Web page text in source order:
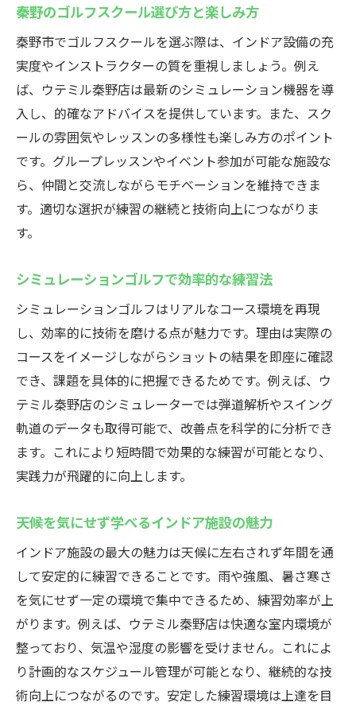
インドアゴルフでスキルアップ！秦野市ウテミ
ル秦野店の魅力
秦野のインドアゴルフスクールで上達する
理由
シミュレーションゴルフで弱点を克服する
方法
初心者でも安心のレッスン内容とは
インドアゴルフスクール利用者の体験談紹
効率的なスキルアップを目指す練習環境
効率的に練習できる秦野市のゴルフスクールは
ウテミル秦野店
インドアゴルフスクールの設備と特徴を解
説
ウテミル秦野店で実感できる練習効率の差
個別指導が充実したインドアゴルフスクー
ル
初心者から経験者まで対応する施設の魅力
ゴルフ練習のやってはいけないことを知ろ
仕事帰りでも通いやすい利便性と快適さ
天候に左右されない秦野市のインドアゴルフ
インドアゴルフスクールなら雨の日も安心
天候不問で続けやすい練習スタイルの魅力
シュミレーションゴルフで一年中快適に練
習
秦野のゴルフスクール選び方と楽しみ方
秦野市でゴルフスクールを選ぶ際は、インドア設備の充
実度やインストラクターの質を重視しましょう。例え
ば、ウテミル秦野店は最新のシミュレーション機器を導
入し、的確なアドバイスを提供しています。また、スク
ールの雰囲気やレッスンの多様性も楽しみ方のポイント
です。グループレッスンやイベント参加が可能な施設な
ら、仲間と交流しながらモチベーションを維持できま
す。適切な選択が練習の継続と技術向上につながりま
す。
シミュレーションゴルフで効率的な練習法
シミュレーションゴルフはリアルなコース環境を再現
し、効率的に技術を磨ける点が魅力です。理由は実際の
コースをイメージしながらショットの結果を即座に確認
でき、課題を具体的に把握できるためです。例えば、ウ
テミル秦野店のシミュレーターでは弾道解析やスイング
軌道のデータも取得可能で、改善点を科学的に分析でき
ます。これにより短時間で効果的な練習が可能となり、
実践力が飛躍的に向上します。
天候を気にせず学べるインドア施設の魅力
インドア施設の最大の魅力は天候に左右されず年間を通
して安定的に練習できることです。雨や強風、暑さ寒さ
を気にせず一定の環境で集中できるため、練習効率が上
がります。例えば、ウテミル秦野店は快適な室内環境が
整っており、気温や湿度の影響を受けません。これによ
り計画的なスケジュール管理が可能となり、継続的な技
術向上につながるのです。安定した練習環境は上達を目